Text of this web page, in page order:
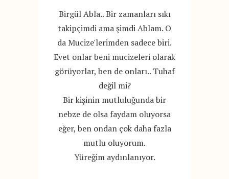
Birgül Abla.. Bir zamanları sıkı
takipçimdi ama şimdi Ablam. O
da Mucize'lerimden sadece biri.
Evet onlar beni mucizeleri olarak
görüyorlar, ben de onları.. Tuhaf
değil mi?
Bir kişinin mutluluğunda bir
nebze de olsa faydam oluyorsa
eğer, ben ondan çok daha fazla
mutlu oluyorum.
Yüreğim aydınlanıyor.